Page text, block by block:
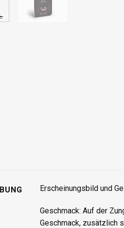
Erscheinungsbild und
Geschmack: Auf der
Geschmack, zusätzlich